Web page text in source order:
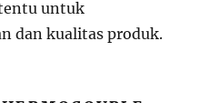
untuk
dan kualitas produk.